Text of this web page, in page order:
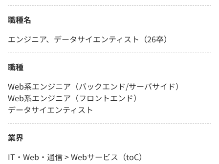
職種名
エンジニア、データサイエンティスト（26卒）
職種
Web系エンジニア（バックエンド/サーバサイド）
Web系エンジニア（フロントエンド）
データサイエンティスト
業界
IT・Web・通信 > Webサービス（toC）